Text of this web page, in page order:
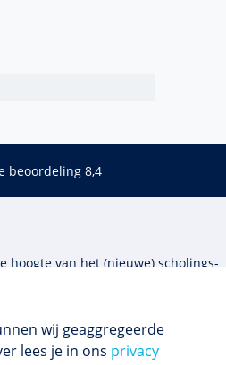
wij geaggregeerde
lees je in ons privacy
beoordeling 8,4
hoogte van het (nieuwe) scholings­
nieuwsbrief